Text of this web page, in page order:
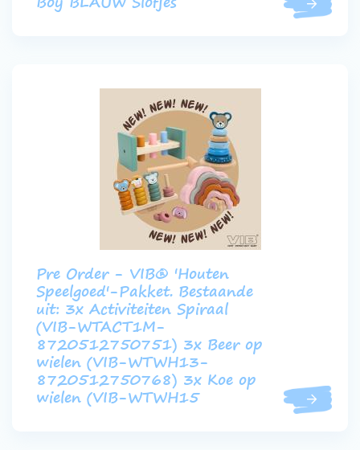
Pre Order - VIB® 'Houten
Speelgoed'-Pakket. Bestaande
uit: 3x Activiteiten Spiraal
(VIB-WTACT1M-
8720512750751) 3x Beer op
wielen (VIB-WTWH13-
8720512750768) 3x Koe op
wielen (VIB-WTWH15